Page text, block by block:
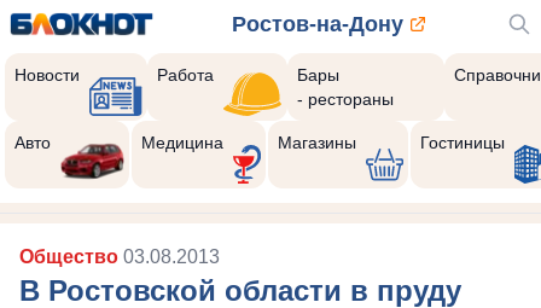
Ростов-на-Дону
Новости Работа
Бары
- рестораны
Авто Медицина Магазины Гостиницы
Общество 03.08.2013
В Ростовской области в пруду